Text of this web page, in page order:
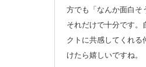
方でも「なんか面白そ
それだけで十分です。
クトに共感してくれる
けたら嬉しいですね。